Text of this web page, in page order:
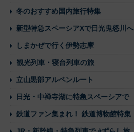
冬のおすすめ国内旅行特集
新型特急スペーシアXで日光鬼怒川へ
しまかぜで行く伊勢志摩
観光列車・寝台列車の旅
立山黒部アルペンルート
日光・中禅寺湖に特急スペーシアで
鉄道ファン集まれ！ 鉄道博物館特集